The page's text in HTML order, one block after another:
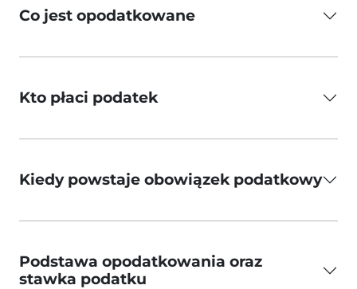
Co jest opodatkowane
Kto płaci podatek
Kiedy powstaje obowiązek podatkowy
Podstawa opodatkowania oraz
stawka podatku